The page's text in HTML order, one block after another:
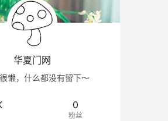
华夏门网
懒，什么都没有留下～
0
粉丝